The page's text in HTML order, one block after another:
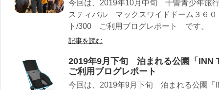
今回は、2019年10月中旬 十曽青少年旅
スティバル マックスワイドドーム３６
ト/300 ご利用ブログレポート です。
記事を読む
2019年9月下旬 泊まれる公園「
ご利用ブログレポート
今回は、2019年9月下旬 泊まれる公園